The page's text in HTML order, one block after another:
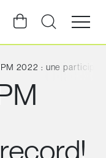
Ouvrir
la
du
2022 : une